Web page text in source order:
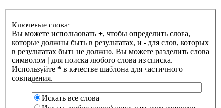
Ключевые слова:
Вы можете использовать +, чтобы определить слова,
которые должны быть в результатах, и - для слов, которых
в результатах быть не должно. Вы можете разделить слова
символом | для поиска любого слова из списка.
Используйте * в качестве шаблона для частичного
совпадения.
Искать все слова